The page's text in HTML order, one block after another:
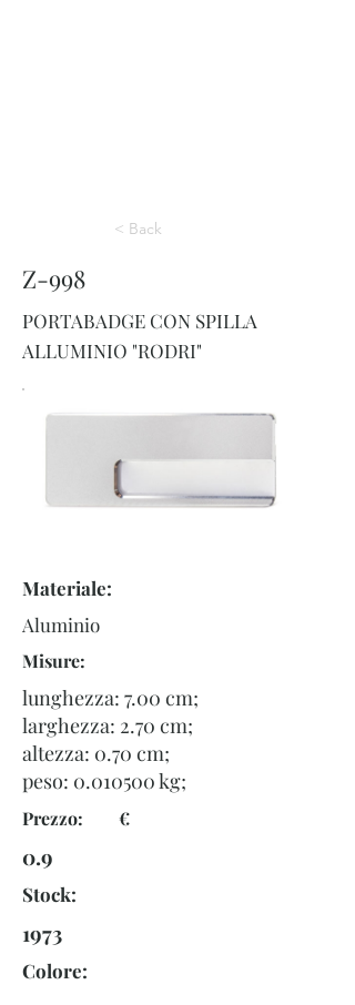
< Back
Z-998
PORTABADGE CON SPILLA
ALLUMINIO "RODRI"
Materiale:
Aluminio
Misure:
lunghezza: 7.00 cm;
larghezza: 2.70 cm;
altezza: 0.70 cm;
peso: 0.010500kg;
Prezzo: €
0.9
Stock:
1973
Colore: